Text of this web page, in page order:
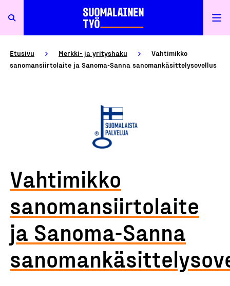
Etusivu Merkki- ja yrityshaku
Vahtimikko
sanomansiirtolaite ja Sanoma-Sanna sanomankäsittelysovellus
Vahtimikko
sanomansiirtolaite
ja Sanoma-Sanna